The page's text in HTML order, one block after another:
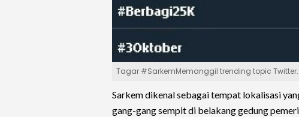
Tagar #SarkemMemanggil trending topic Twitter.
Sarkem dikenal sebagai tempat lokalisasi
gang-gang sempit di belakang gedung